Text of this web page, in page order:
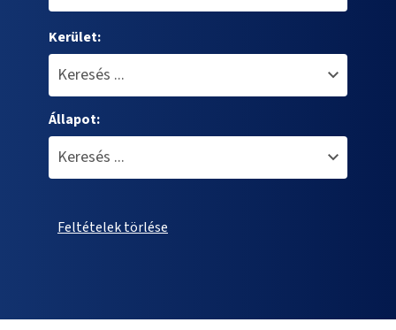
Kerület:
Állapot:
Feltételek törlése